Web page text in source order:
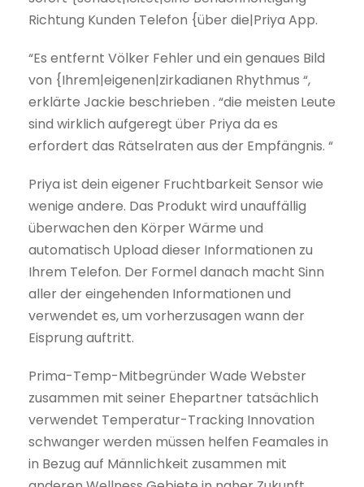
Richtung Kunden Telefon {über die|Priya App.
“Es entfernt Völker Fehler und ein genaues Bild
von {Ihrem|eigenen|zirkadianen Rhythmus “,
erklärte Jackie beschrieben . “die meisten Leute
sind wirklich aufgeregt über Priya da es
erfordert das Rätselraten aus der Empfängnis. “
Priya ist dein eigener Fruchtbarkeit Sensor wie
wenige andere. Das Produkt wird unauffällig
überwachen den Körper Wärme und
automatisch Upload dieser Informationen zu
Ihrem Telefon. Der Formel danach macht Sinn
aller der eingehenden Informationen und
verwendet es, um vorherzusagen wann der
Eisprung auftritt.
Prima-Temp-Mitbegründer Wade Webster
zusammen mit seiner Ehepartner tatsächlich
verwendet Temperatur-Tracking Innovation
schwanger werden müssen helfen Feamales in
in Bezug auf Männlichkeit zusammen mit